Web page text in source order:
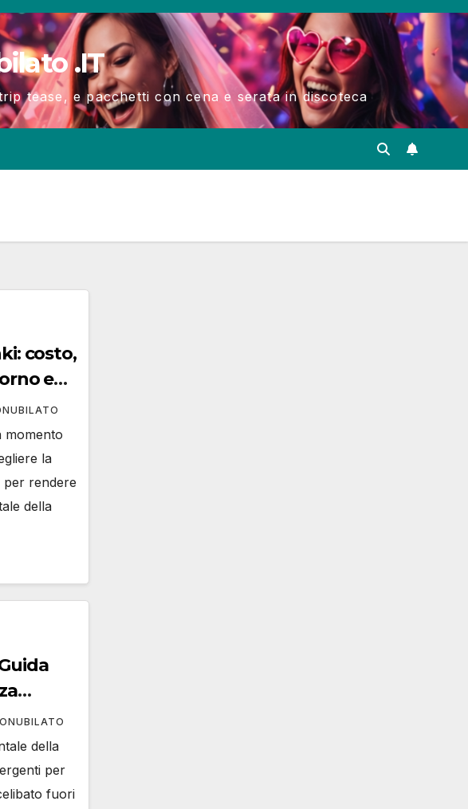
.IT
tease, e pacchetti con cena e serata in discoteca
costo,
e
momento
la
per rendere
della
della
per
fuori